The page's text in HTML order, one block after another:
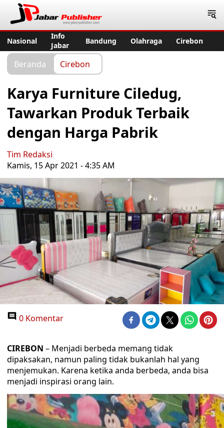
Nasional
Info
Jabar
Bandung Olahraga Cirebon
Beranda Cirebon
Karya Furniture Ciledug,
Tawarkan Produk Terbaik
dengan Harga Pabrik
Tim Redaksi
Kamis, 15 Apr 2021 - 4:35 AM
0 Komentar
CIREBON – Menjadi berbeda memang tidak
dipaksakan, namun paling tidak bukanlah hal yang
menjemukan. Karena ketika anda berbeda, anda bisa
menjadi inspirasi orang lain.